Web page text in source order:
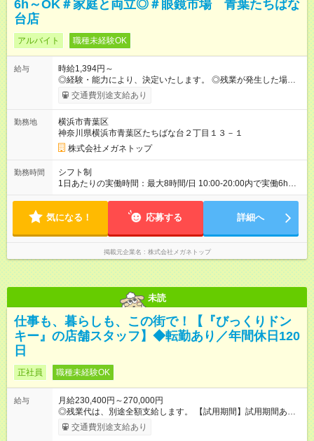
6h～OK＃家庭と両立◎＃眼鏡市場 青葉たちばな
台店
アルバイト 職種未経験OK
給与
時給1,394円～
◎経験・能力により、決定いたします。 ◎残業が発生した場合
は、1分単位で時間外手当を支給します。 【試用期間】試用期間
あり 試用期間の長さ：3ヶ月 雇用形態、給与は本採用時と同じ
交通費別途支給あり
勤務地
横浜市青葉区
神奈川県横浜市青葉区たちばな台２丁目１３－１
株式会社メガネトップ
勤務時間
シフト制
1日あたりの実働時間：最大8時間/日 10:00-20:00内で実働6h
※1日6h以上、 土日含む週3日以上勤務できる方 （シフト例） パ
ワーク不可
気になる！ 応募する 詳細へ
掲載元企業名 株式会社メガネトップ
未読
仕事も、暮らしも、この街で！【『びっくりドン
キー』の店舗スタッフ】◆転勤あり／年間休日120
日
正社員 職種未経験OK
給与
月給230,400円～270,000円
◎残業代は、別途全額支給します。 【試用期間】試用期間あり
試用期間の長さ：3ヶ月 雇用形態、給与は本採用時と同じです。
交通費別途支給あり